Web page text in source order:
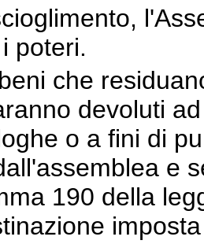
poteri.
che
devoluti
o a fini di
e
190 della